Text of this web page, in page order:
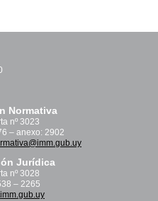
Normativa
nº 3023
– anexo: 2902
Jurídica
nº 3028
– 2265